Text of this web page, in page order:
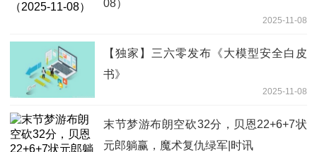
08）
2025-11-08
【独家】三六零发布《大模型安全白皮
书》
2025-11-08
末节梦游布朗空砍32分，贝恩22+6+7状
元郎躺赢，魔术复仇绿军|时讯